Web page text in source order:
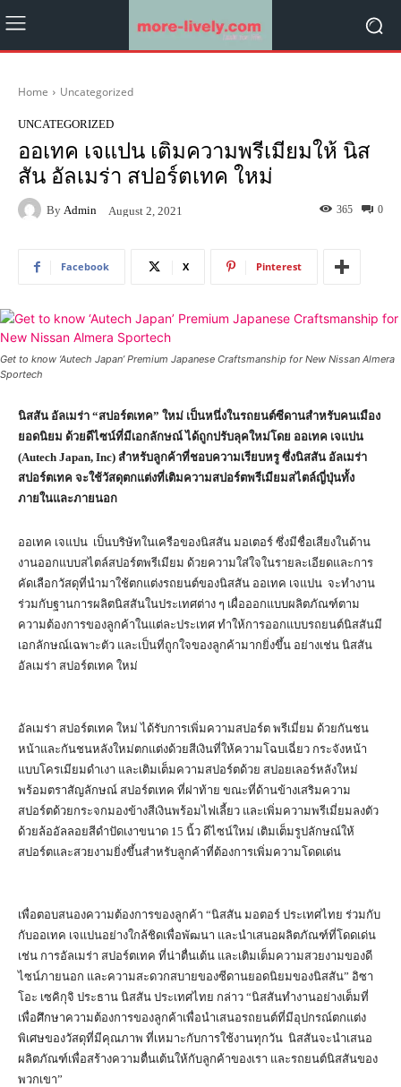
Home Uncategorized
UNCATEGORIZED
ออเทค เจแปน เติมความพรีเมียมให้ นิส
สัน อัลเมร่า สปอร์ตเทค ใหม่
By Admin August 2, 2021 0
365
Facebook X Pinterest
Get to know ‘Autech Japan’ Premium Japanese Craftsmanship for New Nissan Almera
Sportech
นิสสัน อัลเมร่า “สปอร์ตเทค” ใหม่ เป็นหนึ่งในรถยนต์ซีดานสำหรับคนเมือง
ยอดนิยม ด้วยดีไซน์ที่มีเอกลักษณ์ ได้ถูกปรับลุคใหม่โดย ออเทค เจแปน
(Autech Japan, Inc) สำหรับลูกค้าที่ชอบความเรียบหรู ซึ่งนิสสัน อัลเมร่า
สปอร์ตเทค จะใช้วัสดุตกแต่งที่เติมความสปอร์ตพรีเมียมสไตล์ญี่ปุ่นทั้ง
ภายในและภายนอก
ออเทค เจแปน เป็นบริษัทในเครือของนิสสัน มอเตอร์ ซึ่งมีชื่อเสียงในด้าน
งานออกแบบสไตล์สปอร์ตพรีเมียม ด้วยความใส่ใจในรายละเอียดและการ
คัดเลือกวัสดุที่นำมาใช้ตกแต่งรถยนต์ของนิสสัน ออเทค เจแปน จะทำงาน
ร่วมกับฐานการผลิตนิสสันในประเทศต่าง ๆ เผื่อออกแบบผลิตภัณฑ์ตาม
ความต้องการของลูกค้าในแต่ละประเทศ ทำให้การออกแบบรถยนต์นิสสันมี
เอกลักษณ์เฉพาะตัว และเป็นที่ถูกใจของลูกค้ามากยิ่งขึ้น อย่างเช่น นิสสัน
อัลเมร่า สปอร์ตเทค ใหม่
อัลเมร่า สปอร์ตเทค ใหม่ ได้รับการเพิ่มความสปอร์ต พรีเมี่ยม ด้วยกันชน
หน้าและกันชนหลังใหม่ตกแต่งด้วยสีเงินที่ให้ความโฉบเฉี่ยว กระจังหน้า
แบบโครเมียมดำเงา และเติมเต็มความสปอร์ตด้วย สปอยเลอร์หลังใหม่
พร้อมตราสัญลักษณ์ สปอร์ตเทค ที่ฝาท้าย ขณะที่ด้านข้างเสริมความ
สปอร์ตด้วยกระจกมองข้างสีเงินพร้อมไฟเลี้ยว และเพิ่มความพรีเมี่ยมลงตัว
ด้วยล้ออัลลอยสีดำปัดเงาขนาด 15 นิ้ว ดีไซน์ใหม่ เติมเต็มรูปลักษณ์ให้
สปอร์ตและสวยงามยิ่งขึ้นสำหรับลูกค้าที่ต้องการเพิ่มความโดดเด่น
เพื่อตอบสนองความต้องการของลูกค้า “นิสสัน มอตอร์ ประเทศไทย ร่วมกับ
กับออเทค เจแปนอย่างใกล้ชิดเพื่อพัฒนา และนำเสนอผลิตภัณฑ์ที่โดดเด่น
เช่น การอัลเมร่า สปอร์ตเทค ที่น่าตื่นเต้น และเติมเต็มความสวยงามของดี
ไซน์ภายนอก และความสะดวกสบายของซีดานยอดนิยมของนิสสัน” อิซา
โอะ เซคิกุจิ ประธาน นิสสัน ประเทศไทย กล่าว “นิสสันทำงานอย่างเต็มที่
เพื่อศึกษาความต้องการของลูกค้าเพื่อนำเสนอรถยนต์ที่มีอุปกรณ์ตกแต่ง
พิเศษของวัสดุที่มีคุณภาพ ที่เหมาะกับการใช้งานทุกวัน นิสสันจะนำเสนอ
ผลิตภัณฑ์เพื่อสร้างความตื่นเต้นให้กับลูกค้าของเรา และรถยนต์นิสสันของ
พวกเขา”